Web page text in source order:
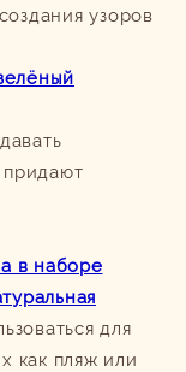
узоров
в наборе
для
как пляж или